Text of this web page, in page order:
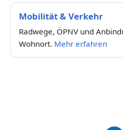
Mobilität & Verkehr
Radwege, ÖPNV und
Wohnort. Mehr erfahren